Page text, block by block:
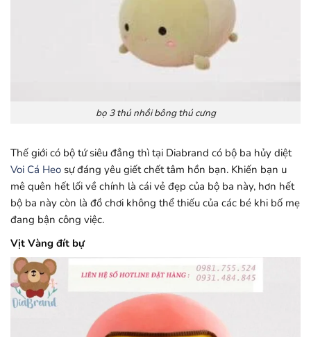
bọ 3 thú nhồi bông thú cưng
Thế giới có bộ tứ siêu đẳng thì tại Diabrand có bộ ba hủy diệt
Voi Cá Heo sự đáng yêu giết chết tâm hồn bạn. Khiến bạn u
mê quên hết lối về chính là cái vẻ đẹp của bộ ba này, hơn hết
bộ ba này còn là đồ chơi không thể thiếu của các bé khi bố mẹ
đang bận công việc.
Vịt Vàng đít bự